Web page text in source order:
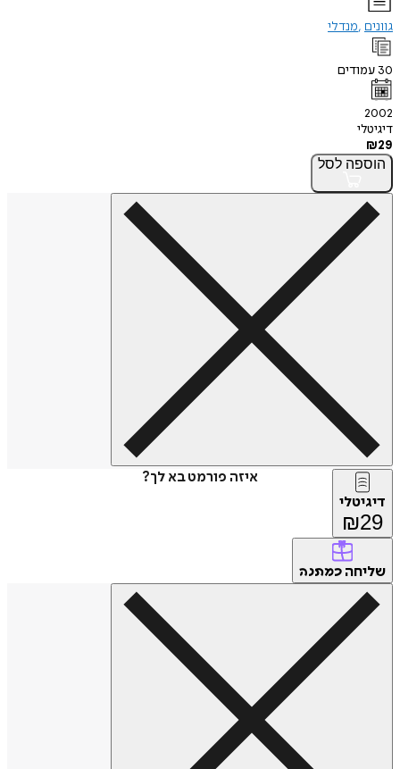
גוונים מנדלי
30 עמודים
2002
דיגיטלי
₪29
הוספה לסל
איזה פורמט בא לך?
דיגיטלי
₪29
שליחה כמתנה